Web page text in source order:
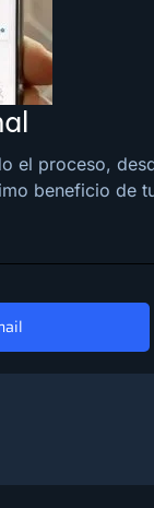
el proceso,
beneficio de